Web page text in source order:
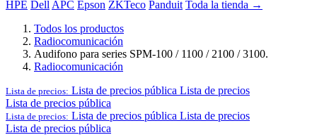
HPE Dell APC Epson ZKTeco Panduit Toda la tienda →
Todos los productos
Radiocomunicación
Audifono para series SPM-100 / 1100 / 2100 / 3100.
Radiocomunicación
Lista de precios: Lista de precios pública Lista de precios
Lista de precios pública
Lista de precios: Lista de precios pública Lista de precios
Lista de precios pública